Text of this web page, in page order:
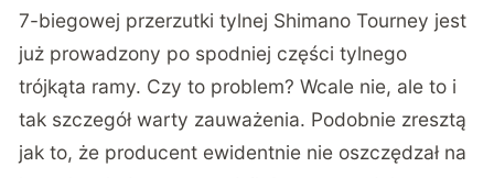
7-biegowej przerzutki tylnej Shimano Tourney jest
już prowadzony po spodniej części tylnego
trójkąta ramy. Czy to problem? Wcale nie, ale to i
tak szczegół warty zauważenia. Podobnie zresztą
jak to, że producent ewidentnie nie oszczędzał na